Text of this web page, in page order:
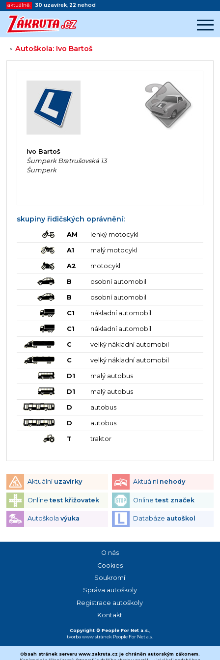
aktuálně: 30 uzavírek, 22 nehod
>Autoškola: Ivo Bartoš
Začátek reklamy
Konec reklamy
Ivo Bartoš
Šumperk Bratrušovská 13
Šumperk
skupiny řidičských oprávnění:
AM lehký motocykl
A1 malý motocykl
A2 motocykl
B osobní automobil
B osobní automobil
C1 nákladní automobil
C1 nákladní automobil
C velký nákladní automobil
C velký nákladní automobil
D1 malý autobus
D1 malý autobus
D autobus
D autobus
T traktor
Aktuální uzavírky Aktuální nehody
Onlinetest křižovatek Onlinetest značek
Autoškola výuka Databáze autoškol
Copyright © People For Net a.s.,
tvorba www stránek People For Net a.s.
O nás
Cookies
Soukromí
Správa autoškoly
Registrace autoškoly
Kontakt
Obsah stránek serveru www.zakruta.cz je chráněn autorským zákonem.